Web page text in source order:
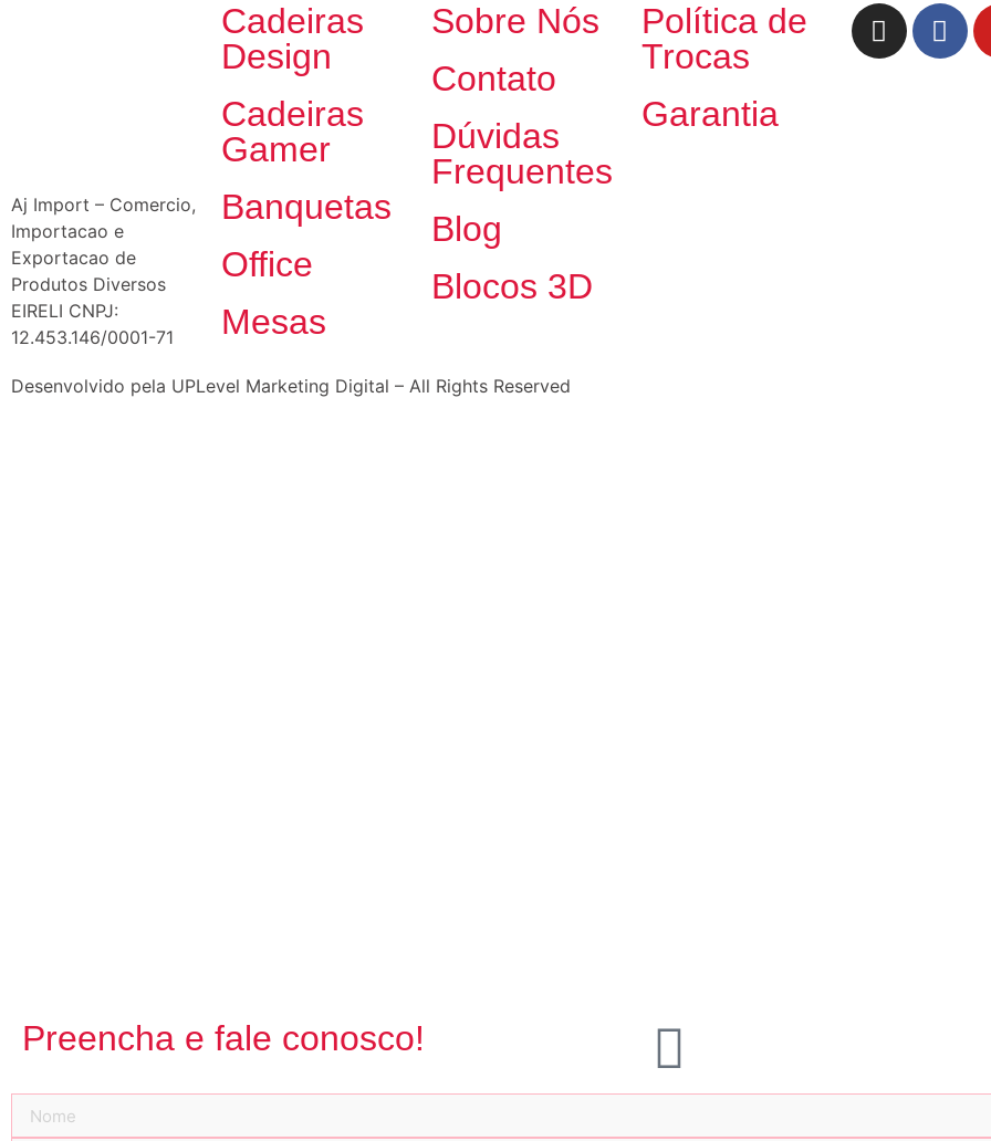
Aj Import – Comercio,
Importacao e
Exportacao de
Produtos Diversos
EIRELI CNPJ:
12.453.146/0001-71
Cadeiras
Design
Cadeiras
Gamer
Banquetas
Office
Mesas
Sobre Nós
Contato
Dúvidas
Frequentes
Blog
Blocos 3D
Política de
Trocas
Garantia
Desenvolvido pela UPLevel Marketing Digital – All Rights Reserved
Preencha e fale conosco!